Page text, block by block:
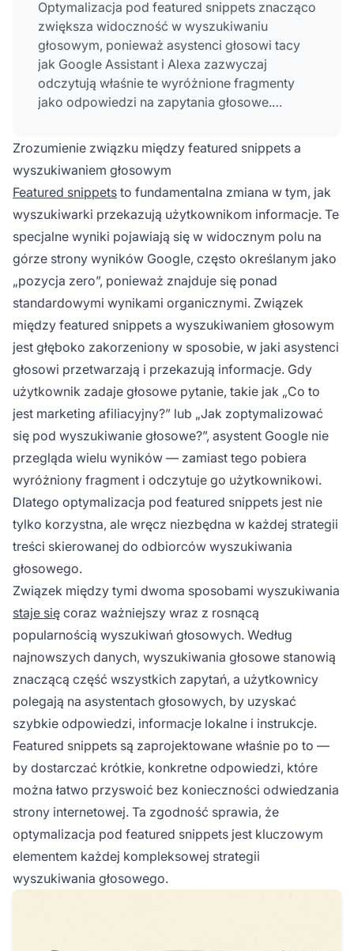
Optymalizacja pod featured snippets znacząco
zwiększa widoczność w wyszukiwaniu
głosowym, ponieważ asystenci głosowi tacy
jak Google Assistant i Alexa zazwyczaj
odczytują właśnie te wyróżnione fragmenty
jako odpowiedzi na zapytania głosowe.
formułowane jako bezpośrednie pytania,
featured snippets — czyli krótkie, konkretne
odpowiedzi na górze wyników wyszukiwania
— idealnie odpowiadają na potrzeby
użytkowników korzystających zwyszukiwania
głosowego. Zajmując pozycję 'zero' poprzez
optymalizację fragmentów, Twoje treści stają
się preferowanym źródłem odpowiedzi dla
zapytań głosowych, zwiększając autorytet
marki i generując wartościowy ruch.
Zrozumienie związku między featured snippets a
wyszukiwaniem głosowym
Featured snippets to fundamentalna zmiana w tym, jak
wyszukiwarki przekazują użytkownikom informacje. Te
specjalne wyniki pojawiają się w widocznym polu na
górze strony wyników Google, często określanym jako
„pozycja zero”, ponieważ znajduje się ponad
standardowymi wynikami organicznymi. Związek
między featured snippets a wyszukiwaniem głosowym
jest głęboko zakorzeniony w sposobie, w jaki asystenci
głosowi przetwarzają i przekazują informacje. Gdy
użytkownik zadaje głosowe pytanie, takie jak „Co to
jest marketing afiliacyjny?” lub „Jak zoptymalizować
się pod wyszukiwanie głosowe?”, asystent Google nie
przegląda wielu wyników — zamiast tego pobiera
wyróżniony fragment i odczytuje go użytkownikowi.
Dlatego optymalizacja pod featured snippets jest nie
tylko korzystna, ale wręcz niezbędna w każdej strategii
treści skierowanej do odbiorców wyszukiwania
głosowego.
Związek między tymi dwoma sposobami wyszukiwania
staje się coraz ważniejszy wraz z rosnącą
popularnością wyszukiwań głosowych. Według
najnowszych danych, wyszukiwania głosowe stanowią
znaczącą część wszystkich zapytań, a użytkownicy
polegają na asystentach głosowych, by uzyskać
szybkie odpowiedzi, informacje lokalne i instrukcje.
Featured snippets są zaprojektowane właśnie po to —
by dostarczać krótkie, konkretne odpowiedzi, które
można łatwo przyswoić bez konieczności odwiedzania
strony internetowej. Ta zgodność sprawia, że
optymalizacja pod featured snippets jest kluczowym
elementem każdej kompleksowej strategii
wyszukiwania głosowego.